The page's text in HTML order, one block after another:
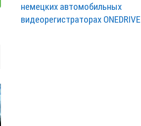
немецких автомобильных
видеорегистраторах ONEDRIVE